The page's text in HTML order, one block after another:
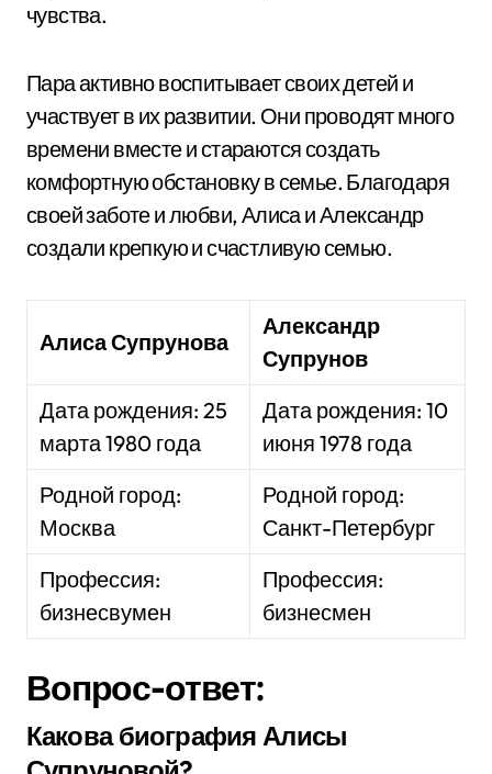
чувства.
Пара активно воспитывает своих детей и
участвует в их развитии. Они проводят много
времени вместе и стараются создать
комфортную обстановку в семье. Благодаря
своей заботе и любви, Алиса и Александр
создали крепкую и счастливую семью.
Алиса Супрунова
Александр
Супрунов
Дата рождения: 25
марта 1980 года
Дата рождения: 10
июня 1978 года
Родной город:
Москва
Родной город:
Санкт-Петербург
Профессия:
бизнесвумен
Профессия:
бизнесмен
Вопрос-ответ:
Какова биография Алисы